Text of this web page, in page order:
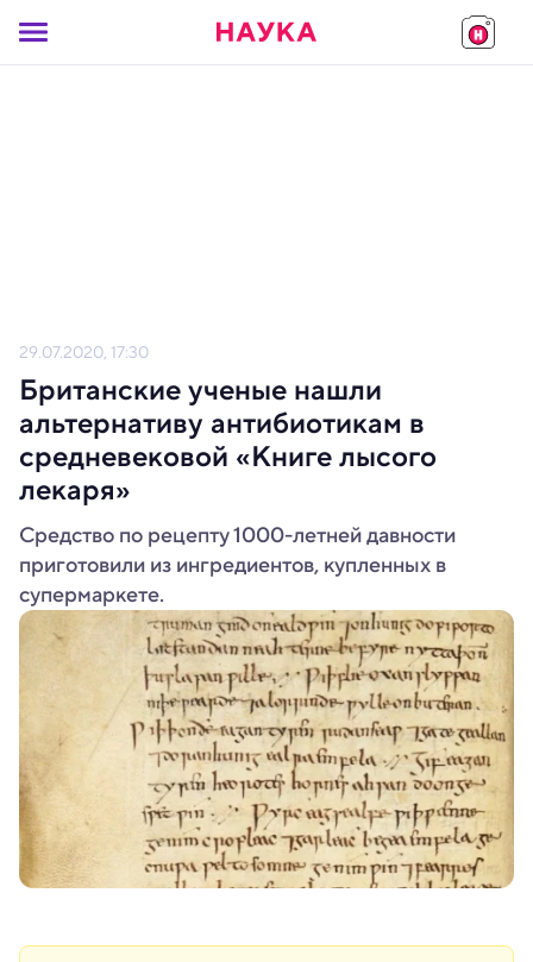
29.07.2020, 17:30
Британские ученые нашли
альтернативу антибиотикам в
средневековой «Книге лысого
лекаря»
Средство по рецепту 1000-летней давности
приготовили из ингредиентов, купленных в
супермаркете.